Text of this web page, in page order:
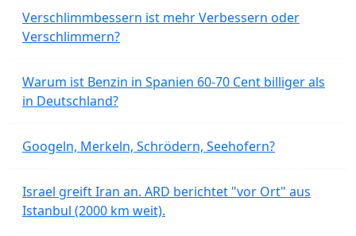
Verschlimmbessern ist mehr Verbessern oder
Verschlimmern?
Warum ist Benzin in Spanien 60-70 Cent billiger als
in Deutschland?
Googeln, Merkeln, Schrödern, Seehofern?
Israel greift Iran an. ARD berichtet "vor Ort" aus
Istanbul (2000 km weit).